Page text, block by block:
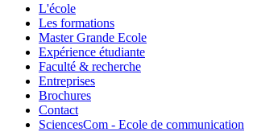
L'école
Les formations
Master Grande Ecole
Expérience étudiante
Faculté & recherche
Entreprises
Brochures
Contact
SciencesCom - Ecole de communication